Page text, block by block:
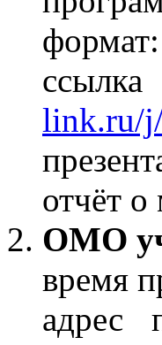
link.ru/
отчёт
ОМО
время
адрес